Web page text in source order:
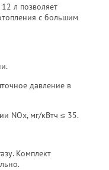
л позволяет
с большим
давление в
NOx, мг/кВтч ≤ 35.
Комплект